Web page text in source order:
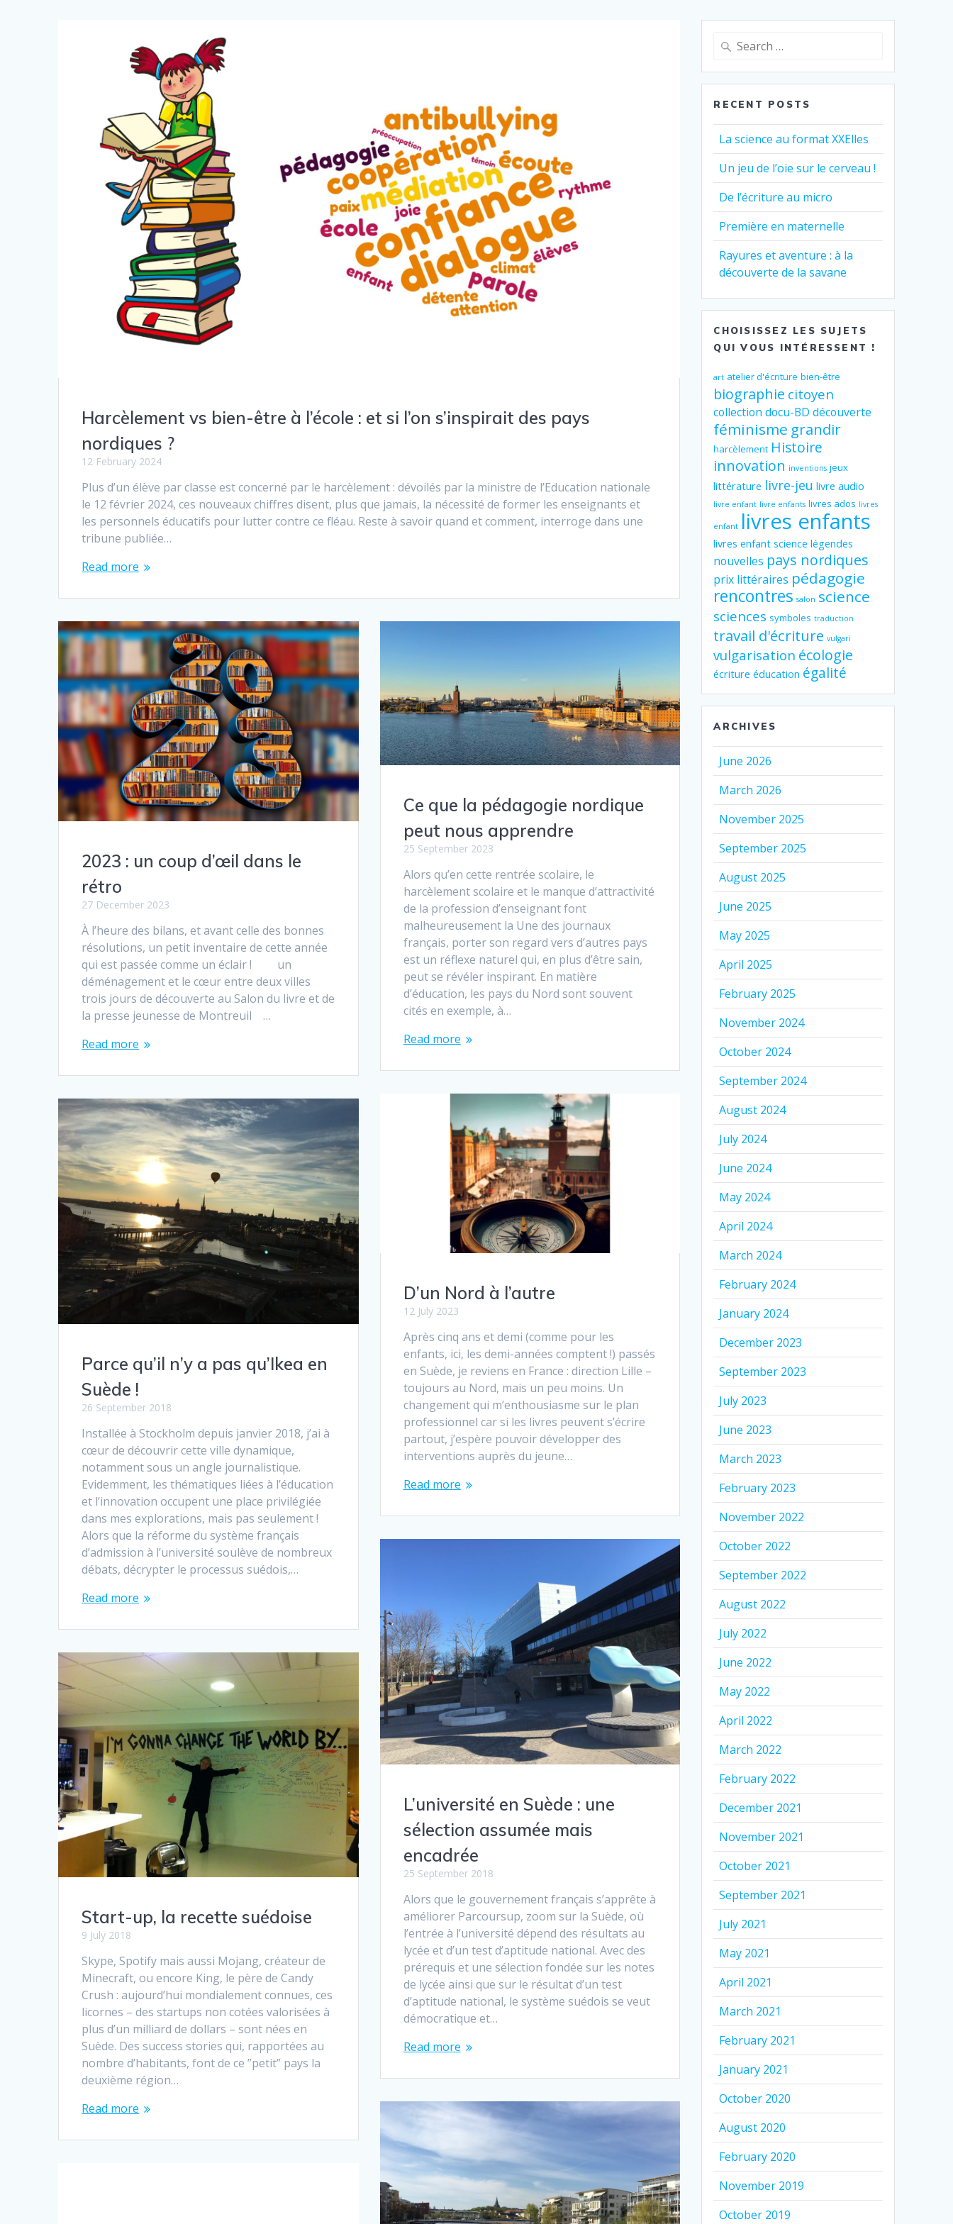
Harcèlement vs bien-être à l’école : et si l’on s’inspirait des pays
nordiques ?
12 February 2024
Plus d’un élève par classe est concerné par le harcèlement : dévoilés par la ministre de l’Education nationale
le 12 février 2024, ces nouveaux chiffres disent, plus que jamais, la nécessité de former les enseignants et
les personnels éducatifs pour lutter contre ce fléau. Reste à savoir quand et comment, interroge dans une
tribune publiée…
Read more
2023 : un coup d’œil dans le
rétro
27 December 2023
À l’heure des bilans, et avant celle des bonnes
résolutions, un petit inventaire de cette année
qui est passée comme un éclair ! un
déménagement et le cœur entre deux villes
trois jours de découverte au Salon du livre et de
la presse jeunesse de Montreuil …
Read more
Ce que la pédagogie nordique
peut nous apprendre
25 September 2023
Alors qu’en cette rentrée scolaire, le
harcèlement scolaire et le manque d’attractivité
de la profession d’enseignant font
malheureusement la Une des journaux
français, porter son regard vers d’autres pays
est un réflexe naturel qui, en plus d’être sain,
peut se révéler inspirant. En matière
d’éducation, les pays du Nord sont souvent
cités en exemple, à…
Read more
D’un Nord à l’autre
12 July 2023
Après cinq ans et demi (comme pour les
enfants, ici, les demi-années comptent !) passés
en Suède, je reviens en France : direction Lille –
toujours au Nord, mais un peu moins. Un
changement qui m’enthousiasme sur le plan
professionnel car si les livres peuvent s’écrire
partout, j’espère pouvoir développer des
interventions auprès du jeune…
Read more
Parce qu’il n’y a pas qu’Ikea en
Suède !
26 September 2018
Installée à Stockholm depuis janvier 2018, j’ai à
cœur de découvrir cette ville dynamique,
notamment sous un angle journalistique.
Evidemment, les thématiques liées à l’éducation
et l’innovation occupent une place privilégiée
dans mes explorations, mais pas seulement !
Alors que la réforme du système français
d’admission à l’université soulève de nombreux
débats, décrypter le processus suédois,…
Read more
L’université en Suède : une
sélection assumée mais
encadrée
25 September 2018
Alors que le gouvernement français s’apprête à
améliorer Parcoursup, zoom sur la Suède, où
l’entrée à l’université dépend des résultats au
lycée et d’un test d’aptitude national. Avec des
prérequis et une sélection fondée sur les notes
de lycée ainsi que sur le résultat d’un test
d’aptitude national, le système suédois se veut
démocratique et…
Read more
Start-up, la recette suédoise
9 July 2018
Skype, Spotify mais aussi Mojang, créateur de
Minecraft, ou encore King, le père de Candy
Crush : aujourd’hui mondialement connues, ces
licornes – des startups non cotées valorisées à
plus d’un milliard de dollars – sont nées en
Suède. Des success stories qui, rapportées au
nombre d’habitants, font de ce ”petit” pays la
deuxième région…
Read more
Search
RECENT POSTS
La science au format XXElles
Un jeu de l’oie sur le cerveau !
De l’écriture au micro
Première en maternelle
Rayures et aventure : à la
découverte de la savane
CHOISISSEZ LES SUJETS
QUI VOUS INTÉRESSENT !
art atelier d'écriture bien-être
biographie citoyen
collection docu-BD découverte
féminisme grandir
harcèlement Histoire
innovation inventions jeux
littérature livre-jeu livre audio
livre enfant livre enfants livres ados livres
enfant livres enfants
livres enfant science légendes
nouvelles pays nordiques
prix littéraires pédagogie
rencontres salon science
sciences symboles traduction
travail d'écriture vulgari
vulgarisation écologie
écriture éducation égalité
ARCHIVES
June 2026
March 2026
November 2025
September 2025
August 2025
June 2025
May 2025
April 2025
February 2025
November 2024
October 2024
September 2024
August 2024
July 2024
June 2024
May 2024
April 2024
March 2024
February 2024
January 2024
December 2023
September 2023
July 2023
June 2023
March 2023
February 2023
November 2022
October 2022
September 2022
August 2022
July 2022
June 2022
May 2022
April 2022
March 2022
February 2022
December 2021
November 2021
October 2021
September 2021
July 2021
May 2021
April 2021
March 2021
February 2021
January 2021
October 2020
August 2020
February 2020
November 2019
October 2019